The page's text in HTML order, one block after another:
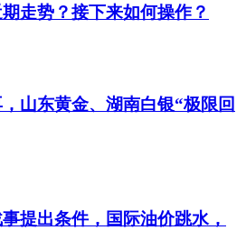
走势？接下来如何操作？
山东黄金、湖南白银“极限回
提出条件，国际油价跳水，